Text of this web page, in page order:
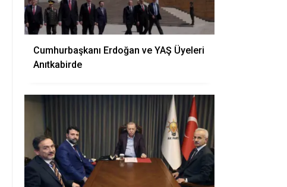
Cumhurbaşkanı Erdoğan ve YAŞ Üyeleri
Anıtkabirde